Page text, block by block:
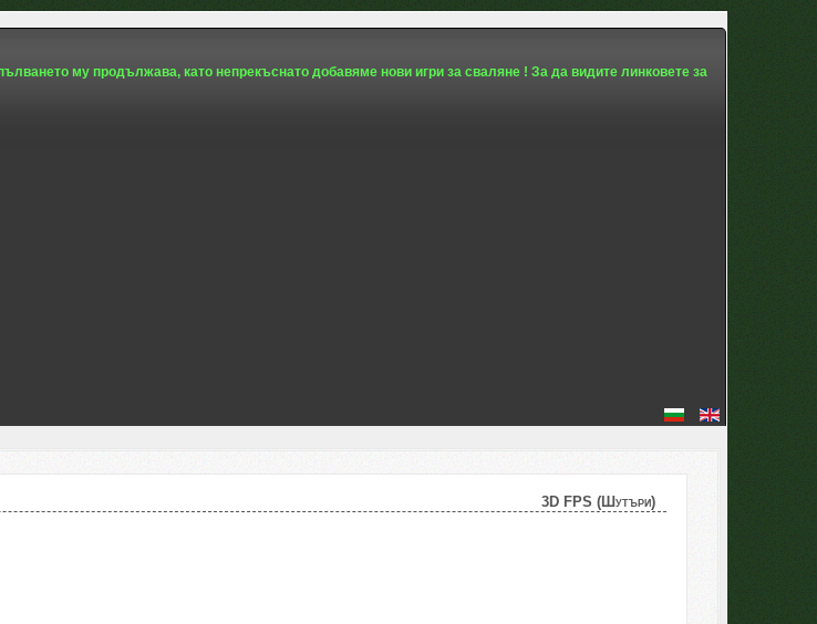
му продължава, като непрекъснато добавяме нови игри за сваляне ! За да видите линковете за
3D FPS (Шутъри)